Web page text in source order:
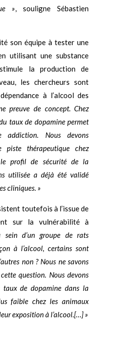
» , souligne Sébastien
son équipe à tester une
utilisant une substance
la production de
les chercheurs sont
à l’alcool des
preuve de concept. Chez
taux de dopamine permet
Nous devons
piste thérapeutique chez
le profil de sécurité de la
utilisée a déjà été validé
cliniques. »
toutefois à l’issue de
sur la vulnérabilité à
sein d’un groupe de rats
à l’alcool, certains sont
non ? Nous ne savons
question. Nous devons
de dopamine dans la
faible chez les animaux
exposition à l’alcool.[…] »